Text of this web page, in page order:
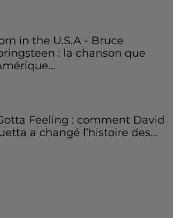
in the U.S.A - Bruce
: la chanson que
Feeling : comment David
a changé l’histoire des...